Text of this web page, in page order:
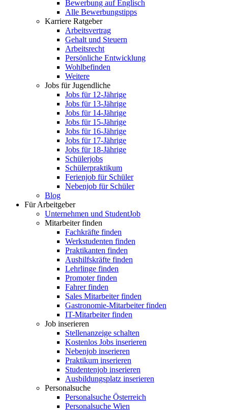
Bewerbung auf Englisch
Alle Bewerbungstipps
Karriere Ratgeber
Arbeitsvertrag
Gehalt und Steuern
Arbeitsrecht
Persönliche Entwicklung
Wohlbefinden
Weitere
Jobs für Jugendliche
Jobs für 12-Jährige
Jobs für 13-Jährige
Jobs für 14-Jährige
Jobs für 15-Jährige
Jobs für 16-Jährige
Jobs für 17-Jährige
Jobs für 18-Jährige
Schülerjobs
Schülerpraktikum
Ferienjob für Schüler
Nebenjob für Schüler
Blog
Für Arbeitgeber
Unternehmen und StudentJob
Mitarbeiter finden
Fachkräfte finden
Werkstudenten finden
Praktikanten finden
Aushilfskräfte finden
Lehrlinge finden
Promoter finden
Fahrer finden
Sales Mitarbeiter finden
Gastronomie-Mitarbeiter finden
IT-Mitarbeiter finden
Job inserieren
Stellenanzeige schalten
Kostenlos Jobs inserieren
Nebenjob inserieren
Praktikum inserieren
Studentenjob inserieren
Ausbildungsplatz inserieren
Personalsuche
Personalsuche Österreich
Personalsuche Wien